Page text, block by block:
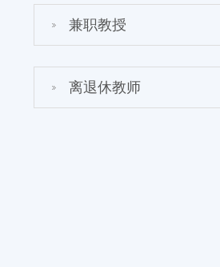
兼职教授
离退休教师